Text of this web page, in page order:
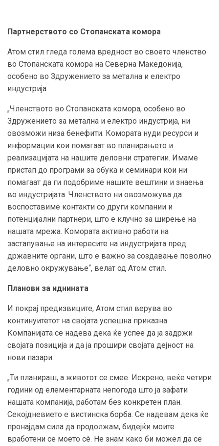
Партнерството со Стопанската комора
Атом стил гледа голема вредност во своето членство
во Стопанската комора на Северна Македонија,
особено во Здружението за метална и електро
индустрија.
„Членството во Стопанската комора, особено во
Здружението за метална и електро индустрија, ни
овозможи низа бенефити. Комората нуди ресурси и
информации кои помагаат во планирањето и
реализацијата на нашите деловни стратегии. Имаме
пристап до програми за обука и семинари кои ни
помагаат да ги подобриме нашите вештини и знаења
во индустријата. Членството ни овозможува да
воспоставиме контакти со други компании и
потенцијални партнери, што е клучно за ширење на
нашата мрежа. Комората активно работи на
застапување на интересите на индустријата пред
државните органи, што е важно за создавање поволно
деловно окружување“, велат од Атом стил.
Планови за иднината
И покрај предизвиците, Атом стил верува во
континуитетот на својата успешна приказна.
Компанијата се надева дека ќе успее да ја задржи
својата позиција и да ја прошири својата дејност на
нови пазари.
„Ти планираш, а животот се смее. Искрено, веќе четири
години од елементарната непогода што ја зафати
нашата компанија, работам без конкретен план.
Секојдневието е вистинска борба. Се надевам дека ќе
пронајдам сила да продолжам, бидејќи моите
вработени се моето сè. Не знам како би можел да се